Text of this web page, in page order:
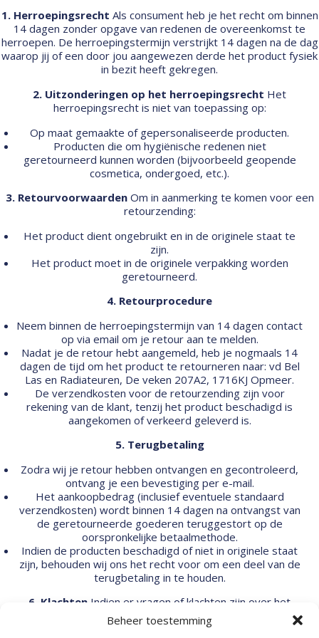
Beheer toestemming
1. Herroepingsrecht Als consument heb je het recht om binnen
14 dagen zonder opgave van redenen de overeenkomst te
herroepen. De herroepingstermijn verstrijkt 14 dagen na de dag
waarop jij of een door jou aangewezen derde het product fysiek
in bezit heeft gekregen.
2. Uitzonderingen op het herroepingsrecht Het
herroepingsrecht is niet van toepassing op:
Op maat gemaakte of gepersonaliseerde producten.
Producten die om hygiënische redenen niet
geretourneerd kunnen worden (bijvoorbeeld geopende
cosmetica, ondergoed, etc.).
3. RetourvoorwaardenOm in aanmerking te komen voor een
retourzending:
Het product dient ongebruikt en in de originele staat te
zijn.
Het product moet in de originele verpakking worden
geretourneerd.
4. Retourprocedure
Neem binnen de herroepingstermijn van 14 dagen contact
op via email om je retour aan te melden.
Nadat je de retour hebt aangemeld, heb je nogmaals 14
dagen de tijd om het product te retourneren naar: vd Bel
Las en Radiateuren, De veken 207A2, 1716KJ Opmeer.
De verzendkosten voor de retourzending zijn voor
rekening van de klant, tenzij het product beschadigd is
aangekomen of verkeerd geleverd is.
5. Terugbetaling
Zodra wij je retour hebben ontvangen en gecontroleerd,
ontvang je een bevestiging per e-mail.
Het aankoopbedrag (inclusief eventuele standaard
verzendkosten) wordt binnen 14 dagen na ontvangst van
de geretourneerde goederen teruggestort op de
oorspronkelijke betaalmethode.
Indien de producten beschadigd of niet in originele staat
zijn, behouden wij ons het recht voor om een deel van de
terugbetaling in te houden.
6. Klachten Indien er vragen of klachten zijn over het
retourproces, kun je contact opnemen via de e-mail.